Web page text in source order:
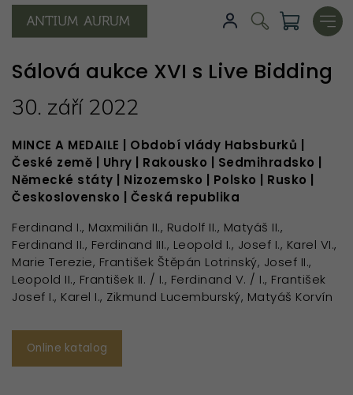
Sálová aukce XVI s Live Bidding
30. září 2022
MINCE A MEDAILE | Období vlády Habsburků |
České země | Uhry | Rakousko | Sedmihradsko |
Německé státy | Nizozemsko | Polsko | Rusko |
Československo | Česká republika
Ferdinand I., Maxmilián II., Rudolf II., Matyáš II.,
Ferdinand II., Ferdinand III., Leopold I., Josef I., Karel VI.,
Marie Terezie, František Štěpán Lotrinský, Josef II.,
Leopold II., František II. / I., Ferdinand V. / I., František
Josef I., Karel I., Zikmund Lucemburský, Matyáš Korvín
Online katalog